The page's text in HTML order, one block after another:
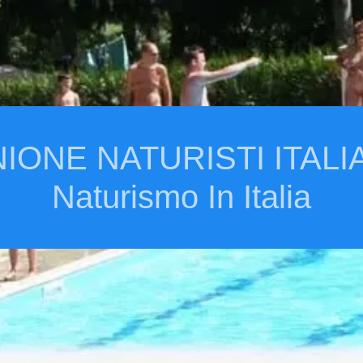
NATURISTI
Naturismo In Italia